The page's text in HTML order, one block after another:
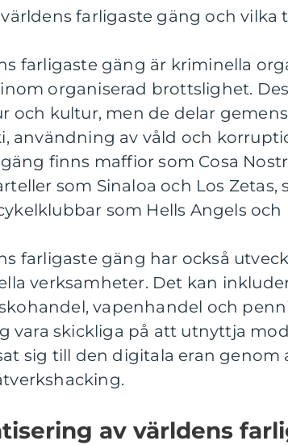
farligaste gäng och vilka
farligaste gäng är kriminella
organiserad brottslighet.
och kultur, men de delar
användning av våld och
finns maffior som Cosa
som Sinaloa och Los Zetas,
som Hells Angels och
farligaste gäng har också
verksamheter. Det kan
vapenhandel och
vara skickliga på att utnyttja
sig till den digitala eran
av världens